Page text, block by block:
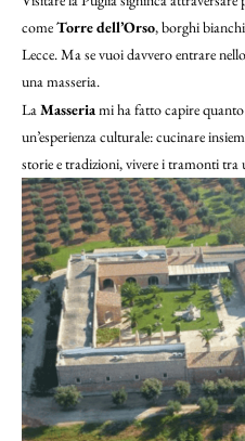
comeTorre dell’Orso, borghi
Lecce. Ma se vuoi davvero entrare
una masseria.
LaMasseriami ha fatto capire
un’esperienza culturale: cucinare
storie e tradizioni, vivere i tramonti tra